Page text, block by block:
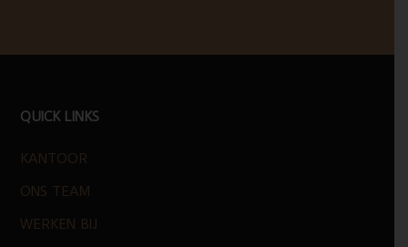
FOOTER
QUICK LINKS
KANTOOR
ONS TEAM
WERKEN BIJ